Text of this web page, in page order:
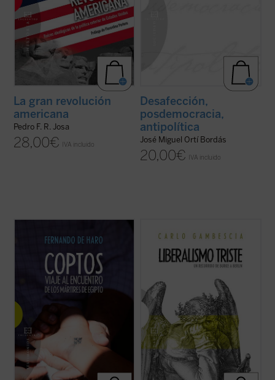
La gran revolución
americana
Pedro F. R. Josa
28,00€ IVA incluido
Desafección,
posdemocracia,
antipolítica
José Miguel Ortí Bordás
20,00€ IVA incluido
encuentros sobre el terreno, el periodista
Fernando de Haro nos acerca a la
actualidad y la historia de estos cristianos
de Oriente Próximo que, a pesar de la
persecución, persisten en su rechazo de la
historia detallada y exhaustiva del
verificar, como se hace en el campo de la
química o de la física, la cualidad, el valor de
una sustancia. La «sustancia» examinada